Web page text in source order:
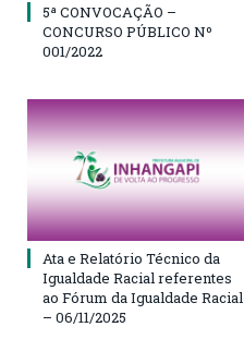
5ª CONVOCAÇÃO –
CONCURSO PÚBLICO Nº
001/2022
Ata e Relatório Técnico da
Igualdade Racial referentes
ao Fórum da Igualdade Racial
– 06/11/2025